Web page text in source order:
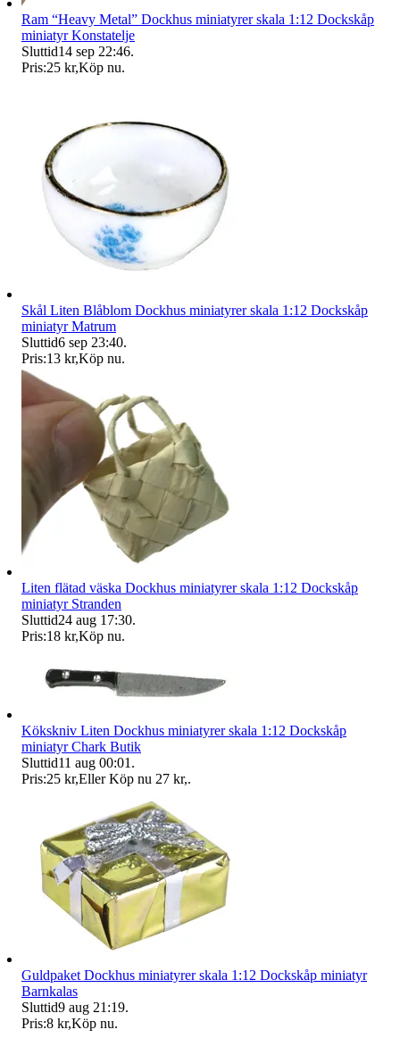
Ram “Heavy Metal” Dockhus miniatyrer skala 1:12 Dockskåp
miniatyr Konstatelje
Sluttid14 sep 22:46.
Pris:25 kr,Köp nu.
Skål Liten Blåblom Dockhus miniatyrer skala 1:12 Dockskåp
miniatyr Matrum
Sluttid6 sep 23:40.
Pris:13 kr,Köp nu.
Liten flätad väska Dockhus miniatyrer skala 1:12 Dockskåp
miniatyr Stranden
Sluttid24 aug 17:30.
Pris:18 kr,Köp nu.
Kökskniv Liten Dockhus miniatyrer skala 1:12 Dockskåp
miniatyr Chark Butik
Sluttid11 aug 00:01 .
Pris:25 kr,Eller Köp nu 27 kr,.
Guldpaket Dockhus miniatyrer skala 1:12 Dockskåp miniatyr
Barnkalas
Sluttid9 aug 21:19.
Pris:8 kr,Köp nu.